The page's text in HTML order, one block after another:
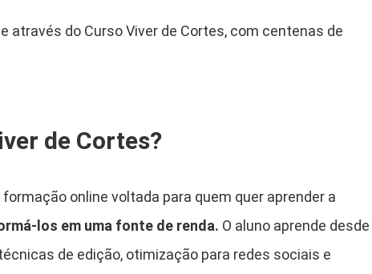
através do Curso Viver de Cortes, com centenas de
de Cortes?
online voltada para quem quer aprender a
los em uma fonte de renda. O aluno aprende desde
de edição, otimização para redes sociais e